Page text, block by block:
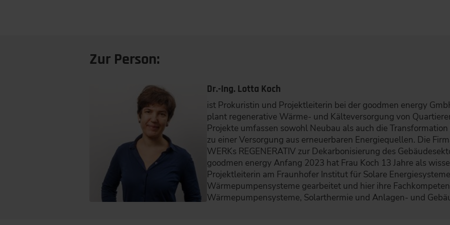
Zur Person:
Dr.-Ing. Lotta Koch
ist Prokuristin und Projektleiterin bei der goodmen energy
plant regenerative Wärme- und Kälteversorgung von
Projekte umfassen sowohl Neubau als auch die
zu einer Versorgung aus erneuerbaren Energiequellen. Die
WERKs REGENERATIV zur Dekarbonisierung des
goodmen energy Anfang 2023 hat Frau Koch 13 Jahre als
Projektleiterin am Fraunhofer Institut für Solare
Wärmepumpensysteme gearbeitet und hier ihre
Wärmepumpensysteme, Solarthermie und Anlagen- und